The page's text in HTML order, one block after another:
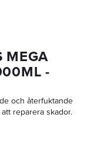
MEGA
-
och återfuktande
reparera skador.